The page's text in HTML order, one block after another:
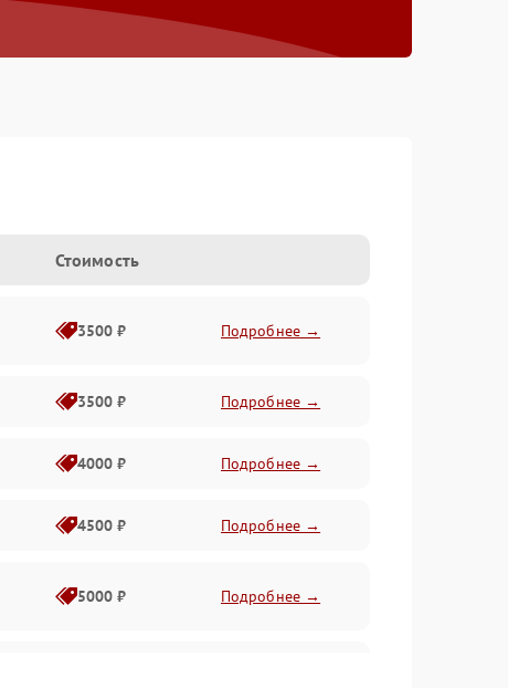
Стоимость
3500 ₽ Подробнее →
3500 ₽ Подробнее →
4000 ₽ Подробнее →
4500 ₽ Подробнее →
5000 ₽ Подробнее →